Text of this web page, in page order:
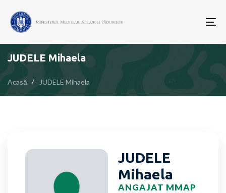
JUDELE Mihaela
Acasă JUDELE Mihaela
JUDELE
Mihaela
ANGAJAT MMAP